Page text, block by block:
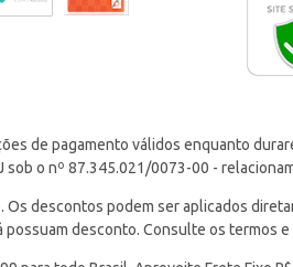
de pagamento válidos enquanto
sob o nº 87.345.021/0073-00 -
descontos podem ser aplicados
desconto. Consulte os termos